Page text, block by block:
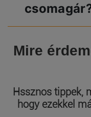
Mire
Hssznos tippek,
hogy ezekkel